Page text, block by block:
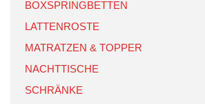
BOXSPRINGBETTEN
LATTENROSTE
MATRATZEN & TOPPER
NACHTTISCHE
SCHRÄNKE